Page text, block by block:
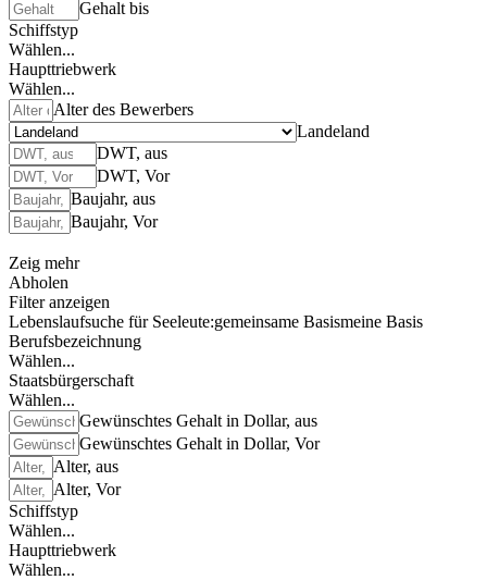
Gehalt bis
Schiffstyp
Wählen...
Haupttriebwerk
Wählen...
Alter des Bewerbers
Landeland
DWT, aus
DWT, Vor
Baujahr, aus
Baujahr, Vor
Zeig mehr
Abholen
Filter anzeigen
Lebenslaufsuche für Seeleute:gemeinsame Basismeine Basis
Berufsbezeichnung
Wählen...
Staatsbürgerschaft
Wählen...
Gewünschtes Gehalt in Dollar, aus
Gewünschtes Gehalt in Dollar, Vor
Alter, aus
Alter, Vor
Schiffstyp
Wählen...
Haupttriebwerk
Wählen...